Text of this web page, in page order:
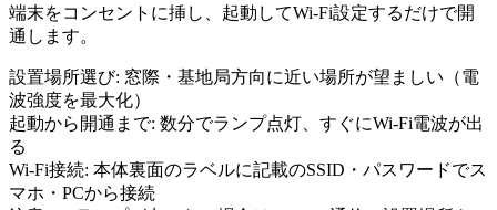
端末をコンセントに挿し、起動してWi-Fi設定するだけで開
通します。
設置場所選び: 窓際・基地局方向に近い場所が望ましい（電
波強度を最大化）
起動から開通まで: 数分でランプ点灯、すぐにWi-Fi電波が出
る
Wi-Fi接続: 本体裏面のラベルに記載のSSID・パスワードでス
マホ・PCから接続